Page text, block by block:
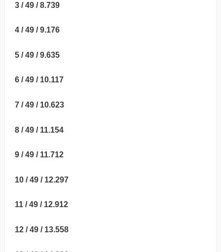
3 / 49 / 8.739
4 / 49 / 9.176
5 / 49 / 9.635
6 / 49 / 10.117
7 / 49 / 10.623
8 / 49 / 11.154
9 / 49 / 11.712
10 / 49 / 12.297
11 / 49 / 12.912
12 / 49 / 13.558